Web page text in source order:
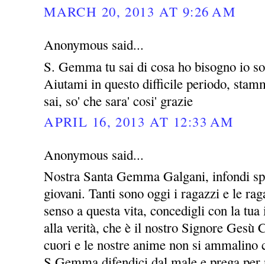
MARCH 20, 2013 AT 9:26 AM
Anonymous said...
S. Gemma tu sai di cosa ho bisogno io
Aiutami in questo difficile periodo,
sai, so' che sara' cosi' grazie
APRIL 16, 2013 AT 12:33 AM
Anonymous said...
Nostra Santa Gemma Galgani, infondi
giovani. Tanti sono oggi i ragazzi e le
senso a questa vita, concedigli con la
alla verità, che è il nostro Signore Gesù
cuori e le nostre anime non si ammalino